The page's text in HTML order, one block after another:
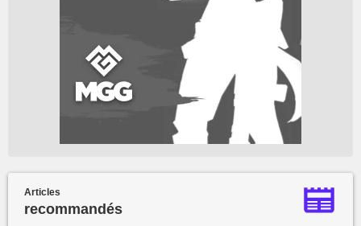
Articles
recommandés